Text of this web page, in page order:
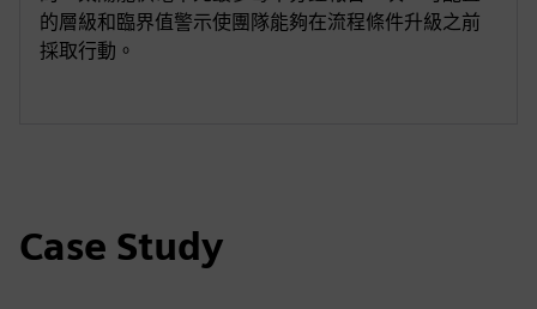
的層級和臨界值警示使團隊能夠在流程條件升級之前
採取行動。
Case Study